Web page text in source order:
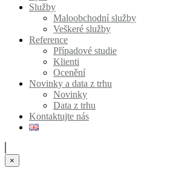
Služby
Maloobchodní služby
Veškeré služby
Reference
Případové studie
Klienti
Ocenění
Novinky a data z trhu
Novinky
Data z trhu
Kontaktujte nás
×